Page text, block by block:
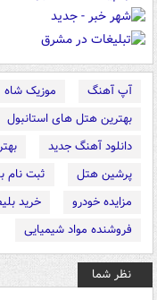
آپ آهنگ موزیک شاه
بهترین هتل های استانبول
دانلود آهنگ جدید
پرشین هتل
ثبت نام
مزایده خودرو
خرید
فروشنده مواد شیمیایی
نظر شما